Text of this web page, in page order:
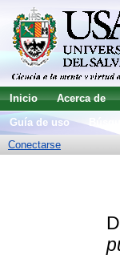
Inicio Acerca de
Guía de uso
Conectarse